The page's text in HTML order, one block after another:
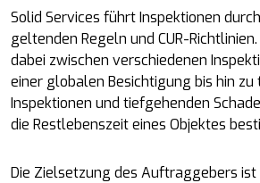
Solid Services führt Inspektionen
geltenden Regeln und CUR-
dabei zwischen verschiedenen
einer globalen Besichtigung bis hin zu
Inspektionen und tiefgehenden
die Restlebenszeit eines Objektes
Die Zielsetzung des Auftraggebers ist